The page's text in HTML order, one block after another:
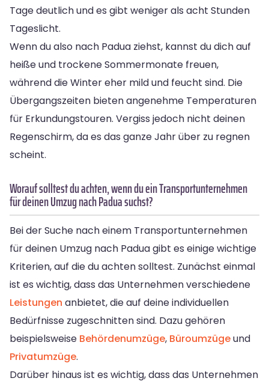
Tage deutlich und es gibt weniger als acht Stunden
Tageslicht.
Wenn du also nach Padua ziehst, kannst du dich auf
heiße und trockene Sommermonate freuen,
während die Winter eher mild und feucht sind. Die
Übergangszeiten bieten angenehme Temperaturen
für Erkundungstouren. Vergiss jedoch nicht deinen
Regenschirm, da es das ganze Jahr über zu regnen
scheint.
Worauf solltest du achten, wenn du ein Transportunternehmen
für deinen Umzug nach Padua suchst?
Bei der Suche nach einem Transportunternehmen
für deinen Umzug nach Padua gibt es einige wichtige
Kriterien, auf die du achten solltest. Zunächst einmal
ist es wichtig, dass das Unternehmen verschiedene
Leistungen anbietet, die auf deine individuellen
Bedürfnisse zugeschnitten sind. Dazu gehören
beispielsweise Behördenumzüge, Büroumzügeund
Privatumzüge.
Darüber hinaus ist es wichtig, dass das Unternehmen